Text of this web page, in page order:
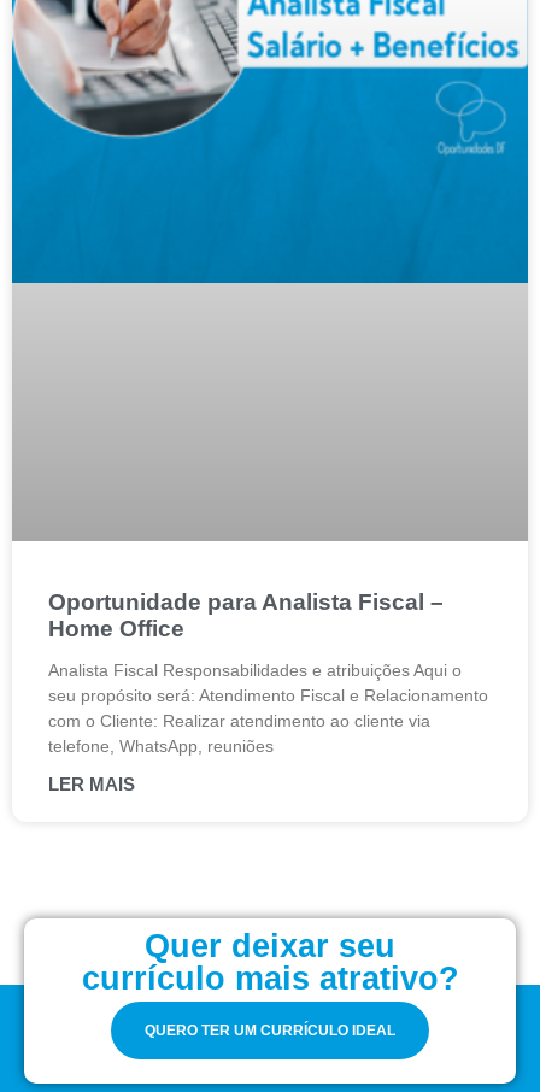
Oportunidade para Analista Fiscal –
Home Office
Analista Fiscal Responsabilidades e atribuições Aqui o
seu propósito será: Atendimento Fiscal e Relacionamento
com o Cliente: Realizar atendimento ao cliente via
telefone, WhatsApp, reuniões
LER MAIS
Quer deixar seu
currículo mais atrativo?
QUERO TER UM CURRÍCULO IDEAL